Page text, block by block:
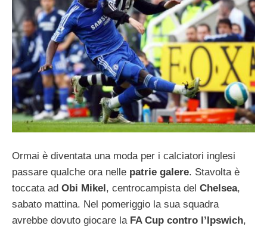
Ormai è diventata una moda per i calciatori inglesi
passare qualche ora nelle patrie galere. Stavolta è
toccata ad Obi Mikel, centrocampista del Chelsea,
sabato mattina. Nel pomeriggio la sua squadra
avrebbe dovuto giocare la FA Cup contro l’Ipswich,